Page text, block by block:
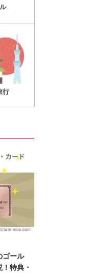
行
ゴール
特典・